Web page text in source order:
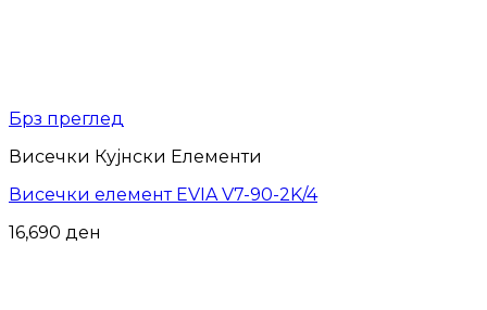
Брз преглед
Висечки Кујнски Елементи
Висечки елемент EVIA V7-90-2K/4
16,690 ден